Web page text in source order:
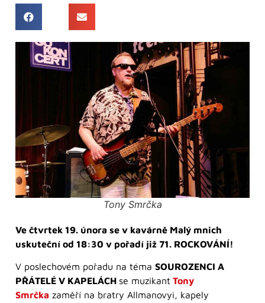
Tony Smrčka
Ve čtvrtek 19. února se v kavárně Malý mnich
uskuteční od 18:30 v pořadí již 71. ROCKOVÁNÍ!
V poslechovém pořadu na téma SOUROZENCI A
PŘÁTELÉ V KAPELÁCH se muzikant Tony
Smrčka zaměří na bratry Allmanovyi, kapely